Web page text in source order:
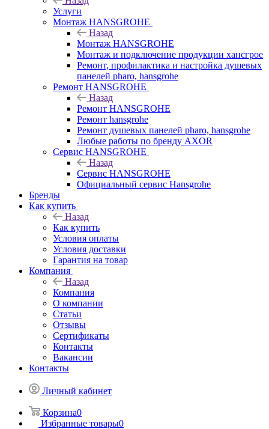
Услуги
Монтаж HANSGROHE
Назад
Монтаж HANSGROHE
Монтаж и подключение продукции хансгрое
Ремонт, профилактика и настройка душевых
панелей pharo, hansgrohe
Ремонт HANSGROHE
Назад
Ремонт HANSGROHE
Ремонт hansgrohe
Ремонт душевых панелей pharo, hansgrohe
Любые работы по бренду AXOR
Сервис HANSGROHE
Назад
Сервис HANSGROHE
Официальный сервис Hansgrohe
Бренды
Как купить
Назад
Как купить
Условия оплаты
Условия доставки
Гарантия на товар
Компания
Назад
Компания
О компании
Статьи
Отзывы
Сертификаты
Контакты
Вакансии
Контакты
Личный кабинет
Корзина0
Избранные товары0